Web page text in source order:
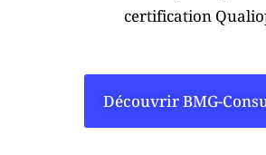
certification
Découvrir BMG-